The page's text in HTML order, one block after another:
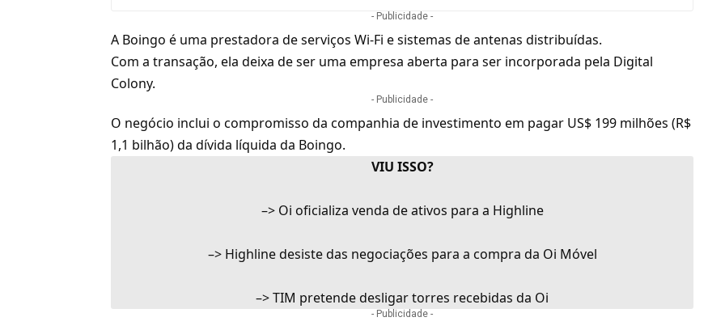
- Publicidade -
A Boingo é uma prestadora de serviçosWi-Fi e sistemas de antenas distribuídas.
Com a transação, ela deixa de ser uma empresa aberta para ser incorporada pela Digital
Colony.
- Publicidade -
O negócio inclui o compromisso da companhia de investimento em pagar US$ 199 milhões (R$
1,1 bilhão) da dívida líquida da Boingo.
VIU ISSO?
–> Oi oficializa venda de ativos para a Highline
–> Highline desiste das negociações para a compra da Oi Móvel
–>TIM pretende desligar torres recebidas da Oi
- Publicidade -